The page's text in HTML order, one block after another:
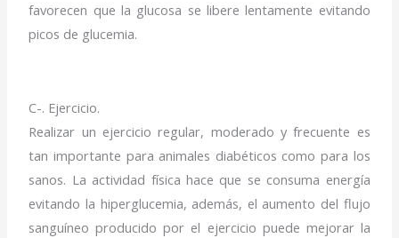
favorecen que la glucosa se libere lentamente evitando
picos de glucemia.
C-. Ejercicio.
Realizar un ejercicio regular, moderado y frecuente es
tan importante para animales diabéticos como para los
sanos. La actividad física hace que se consuma energía
evitando la hiperglucemia, además, el aumento del flujo
sanguíneo producido por el ejercicio puede mejorar la